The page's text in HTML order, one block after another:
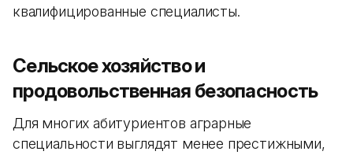
квалифицированные специалисты.
Сельское хозяйство и
продовольственная безопасность
Для многих абитуриентов аграрные
специальности выглядят менее престижными,